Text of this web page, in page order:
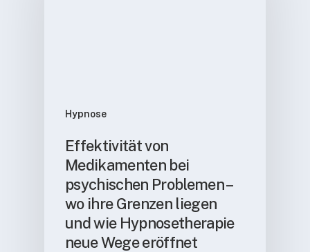
Hypnose
Effektivität von
Medikamenten bei
psychischen Problemen –
wo ihre Grenzen liegen
und wie Hypnosetherapie
neue Wege eröffnet